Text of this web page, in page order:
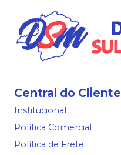
Central do Cliente
Institucional
Política Comercial
Política de Frete